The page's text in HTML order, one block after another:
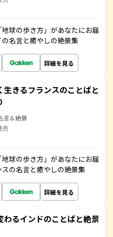
球の歩き方」があなたにお届
名言と癒やしの絶景集
詳細を見る
生きるフランスのことばと
言＆絶景
売
球の歩き方」があなたにお届
の名言と癒やしの絶景集
詳細を見る
わるインドのことばと絶景